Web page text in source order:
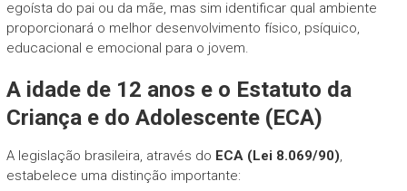
egoísta do pai ou da mãe, mas sim identificar qual ambiente
proporcionará o melhor desenvolvimento físico, psíquico,
educacional e emocional para o jovem.
A idade de 12 anos e o Estatuto da
Criança e do Adolescente (ECA)
A legislação brasileira, através do ECA (Lei 8.069/90),
estabelece uma distinção importante: